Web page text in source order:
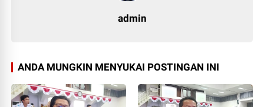
admin
ANDA MUNGKIN MENYUKAI POSTINGAN INI